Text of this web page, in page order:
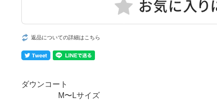
返品についての詳細はこちら
ダウンコート
M〜Lサイズ